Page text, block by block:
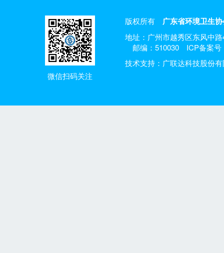
微信扫码关注
版权所有 广东省环境卫生
地址：广州市越秀区东风中
邮编：510030
ICP备案号
技术支持：广联达科技股份